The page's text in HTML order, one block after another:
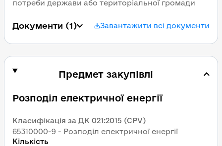
потреби держави або територіальної громади
Документи (1) Завантажити всі документи
Предмет закупівлі
Розподіл електричної енергії
Класифікація за ДК 021:2015 (CPV)
65310000-9 - Розподіл електричної енергії
Кількість